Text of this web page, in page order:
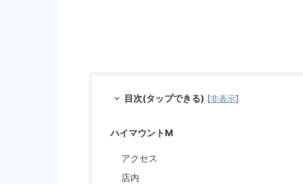
目次(タップできる) [非表示]
ハイマウントM
アクセス
店内